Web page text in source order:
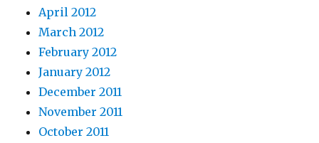
April 2012
March 2012
February 2012
January 2012
December 2011
November 2011
October 2011